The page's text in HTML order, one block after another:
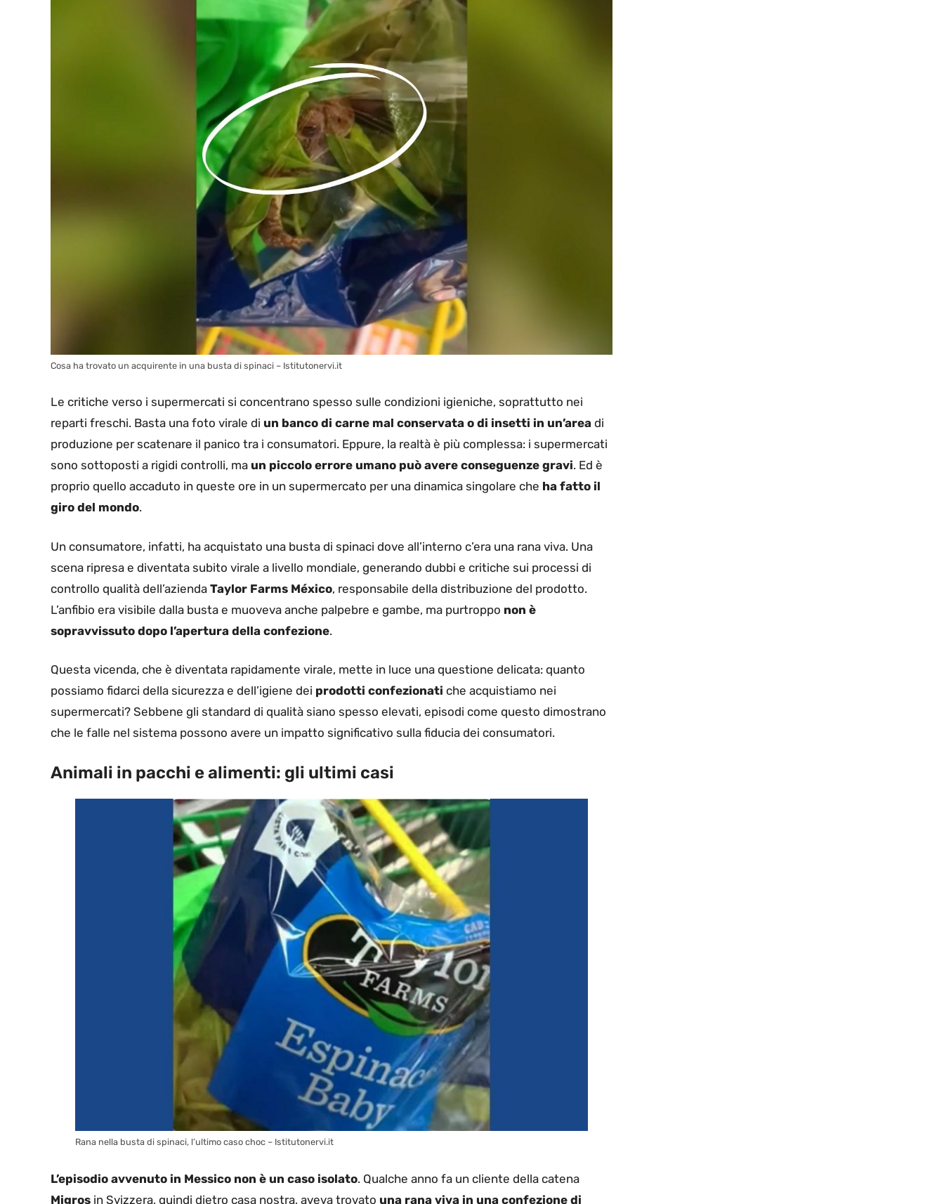
Cosa ha trovato un acquirente in una busta di spinaci – Istitutonervi.it
Le critiche verso i supermercati si concentrano spesso sulle condizioni igieniche, soprattutto nei
reparti freschi. Basta una foto virale di un banco di carne mal conservata o di insetti in un’area di
produzione per scatenare il panico tra i consumatori. Eppure, la realtà è più complessa: i supermercati
sono sottoposti a rigidi controlli, ma un piccolo errore umano può avere conseguenze gravi. Ed è
proprio quello accaduto in queste ore in un supermercato per una dinamica singolare che ha fatto il
giro del mondo.
Un consumatore, infatti, ha acquistato una busta di spinaci dove all’interno c’era una rana viva. Una
scena ripresa e diventata subito virale a livello mondiale, generando dubbi e critiche sui processi di
controllo qualità dell’azienda Taylor Farms México, responsabile della distribuzione del prodotto.
L’anfibio era visibile dalla busta e muoveva anche palpebre e gambe, ma purtroppo non è
sopravvissuto dopo l’apertura della confezione.
Questa vicenda, che è diventata rapidamente virale, mette in luce una questione delicata: quanto
possiamo fidarci della sicurezza e dell’igiene dei prodotti confezionati che acquistiamo nei
supermercati? Sebbene gli standard di qualità siano spesso elevati, episodi come questo dimostrano
che le falle nel sistema possono avere un impatto significativo sulla fiducia dei consumatori.
Animali in pacchi e alimenti: gli ultimi casi
Rana nella busta di spinaci, l’ultimo caso choc – Istitutonervi.it
L’episodio avvenuto in Messico non è un caso isolato. Qualche anno fa un cliente della catena
Migros in Svizzera, quindi dietro casa nostra, aveva trovato una rana viva in una confezione di